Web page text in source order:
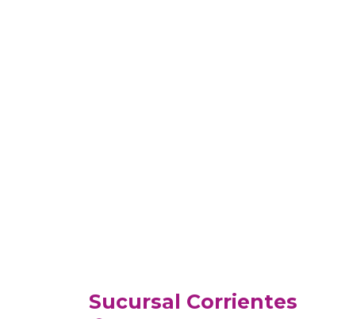
Sucursal Corrientes